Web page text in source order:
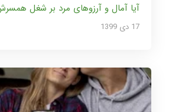
آیا آمال و آرزوهای مرد بر شغل
17 دی 1399